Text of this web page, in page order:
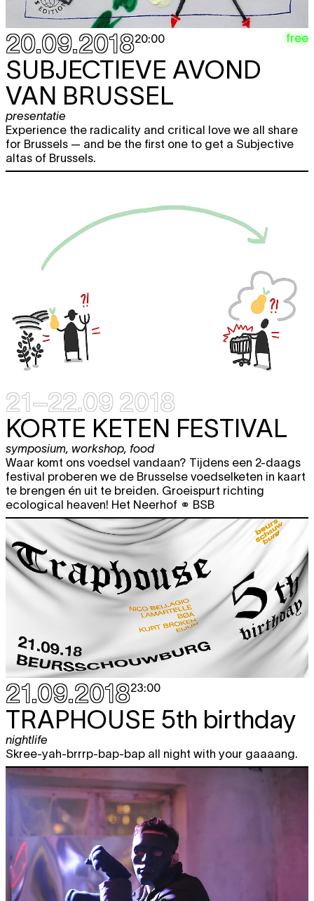
20.09.201820:00 free
SUBJECTIEVE AVOND
VAN BRUSSEL
presentatie
Experience the radicality and critical love we all share
for Brussels — and be the first one to get a Subjective
altas of Brussels.
21–22.09 2018
KORTE KETEN FESTIVAL
symposium, workshop, food
Waar komt ons voedsel vandaan? Tijdens een 2-daags
festival proberen we de Brusselse voedselketen in kaart
te brengen én uit te breiden. Groeispurt richting
ecological heaven! Het Neerhof ⚭ BSB
21.09.201823:00
TRAPHOUSE 5th birthday
nightlife
Skree-yah-brrrp-bap-bap all night with your gaaaang.